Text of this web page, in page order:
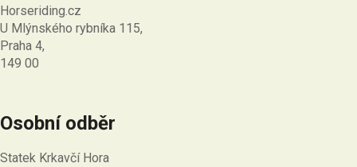
Horseriding.cz
U Mlýnského rybníka 115,
Praha 4,
149 00
Osobní odběr
Statek Krkavčí Hora